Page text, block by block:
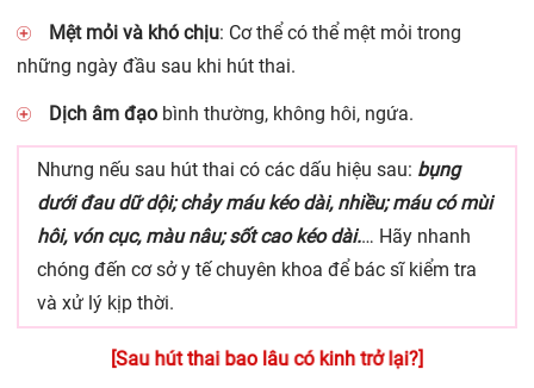
Mệt mỏi và khó chịu: Cơ thể có thể mệt mỏi trong
những ngày đầu sau khi hút thai.
Dịch âm đạo bình thường, không hôi, ngứa.
Nhưng nếu sau hút thai có các dấu hiệu sau: bụng
dưới đau dữ dội; chảy máu kéo dài, nhiều; máu có mùi
hôi, vón cục, màu nâu; sốt cao kéo dài.… Hãy nhanh
chóng đến cơ sở y tế chuyên khoa để bác sĩ kiểm tra
và xử lý kịp thời.
[Sau hút thai bao lâu có kinh trở lại?]